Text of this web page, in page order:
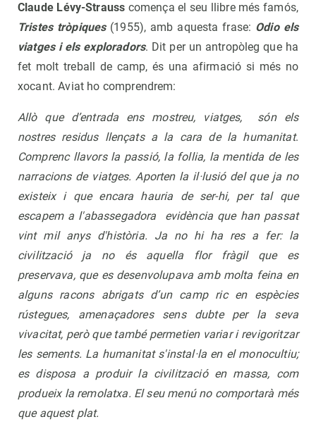
Claude Lévy-Strauss comença el seu llibre més famós,
Tristes tròpiques(1955), amb aquesta frase: Odio els
viatges i els exploradors. Dit per un antropòleg que ha
fet molt treball de camp, és una afirmació si més no
xocant. Aviat ho comprendrem:
Allò que d’entrada ens mostreu, viatges, són els
nostres residus llençats a la cara de la humanitat.
Comprenc llavors la passió, la follia, la mentida de les
narracions de viatges. Aporten la il·lusió del que ja no
existeix i que encara hauria de ser-hi, per tal que
escapem a l'abassegadora evidència que han passat
vint mil anys d'història. Ja no hi ha res a fer: la
civilització ja no és aquella flor fràgil que es
preservava, que es desenvolupava amb molta feina en
alguns racons abrigats d’un camp ric en espècies
rústegues, amenaçadores sens dubte per la seva
vivacitat, però que també permetien variar i revigoritzar
les sements. La humanitat s'instal·la en el monocultiu;
es disposa a produir la civilització en massa, com
produeix la remolatxa. El seu menú no comportarà més
que aquest plat.